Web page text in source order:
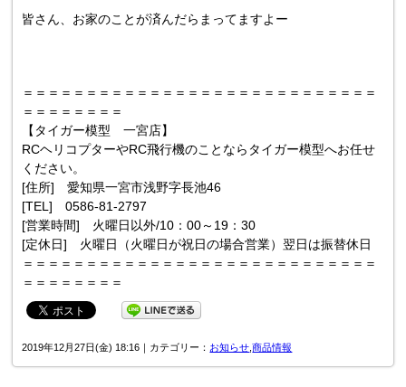
皆さん、お家のことが済んだらまってますよー
＝＝＝＝＝＝＝＝＝＝＝＝＝＝＝＝＝＝＝＝＝＝＝＝＝＝＝＝
＝＝＝＝＝＝＝＝
【タイガー模型 一宮店】
RCヘリコプターやRC飛行機のことならタイガー模型へお任せ
ください。
[住所] 愛知県一宮市浅野字長池46
[TEL] 0586-81-2797
[営業時間] 火曜日以外/10：00～19：30
[定休日] 火曜日（火曜日が祝日の場合営業）翌日は振替休日
＝＝＝＝＝＝＝＝＝＝＝＝＝＝＝＝＝＝＝＝＝＝＝＝＝＝＝＝
＝＝＝＝＝＝＝＝
2019年12月27日(金) 18:16｜カテゴリー： お知らせ ,商品情報